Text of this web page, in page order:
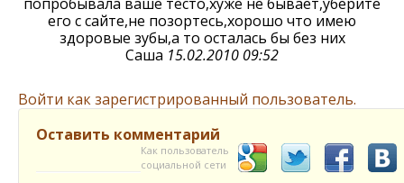
его с сайте,не позортесь,хорошо что имею
здоровые зубы,а то осталась бы без них
Саша 15.02.2010 09:52
Войти как зарегистрированный пользователь.
Оставить комментарий
Как пользователь
социальной сети